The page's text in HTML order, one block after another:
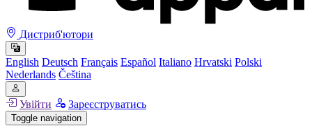
Дистриб'ютори
English Deutsch Français Español Italiano Hrvatski Polski
Nederlands Čeština
Увійти Зареєструватись
Toggle navigation